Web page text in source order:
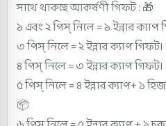
সাথে থাকছে আকর্ষণী গিফট : 🎁
১ এবং ২ পিস্ নিলে = ১ ইন্নার ক্যাপ
৩ পিস্ নিলে = ২ ইন্নার ক্যাপ গিফট।
৪ পিস্ নিলে = ৩ ইন্নার ক্যাপ গিফট।
৫ পিস্ নিলে = ৪ ইন্নার ক্যাপ+ ১
📦